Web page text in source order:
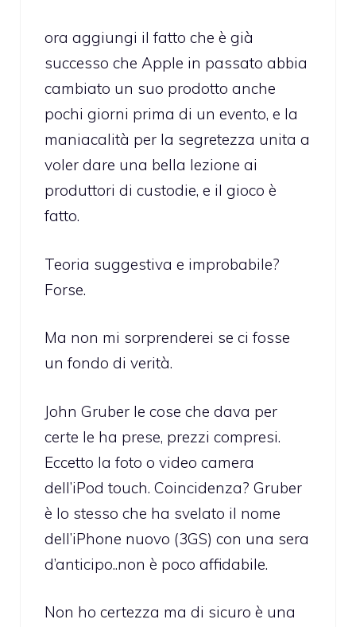
ora aggiungi il fatto che è già
successo che Apple in passato abbia
cambiato un suo prodotto anche
pochi giorni prima di un evento, e la
maniacalità per la segretezza unita a
voler dare una bella lezione ai
produttori di custodie, e il gioco è
fatto.
Teoria suggestiva e improbabile?
Forse.
Ma non mi sorprenderei se ci fosse
un fondo di verità.
John Gruber le cose che dava per
certe le ha prese, prezzi compresi.
Eccetto la foto o video camera
dell’iPod touch. Coincidenza? Gruber
è lo stesso che ha svelato il nome
dell’iPhone nuovo (3GS) con una sera
d’anticipo..non è poco affidabile.
Non ho certezza ma di sicuro è una